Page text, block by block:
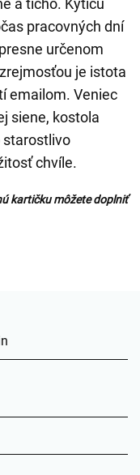
a ticho. Kyticu
pracovných dní
určenom
je istota
emailom. Veniec
siene, kostola
starostlivo
chvíle.
kartičku môžete doplniť